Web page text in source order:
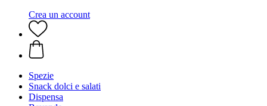
Crea un account
Spezie
Snack dolci e salati
Dispensa